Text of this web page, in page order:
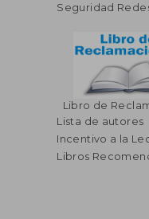
Seguridad
Libro de
Lista de autores
Incentivo a la
Libros